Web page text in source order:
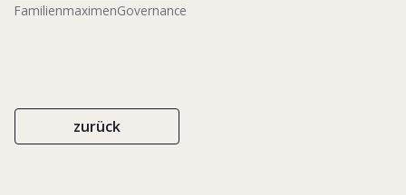
FamilienmaximenGovernance
zurück